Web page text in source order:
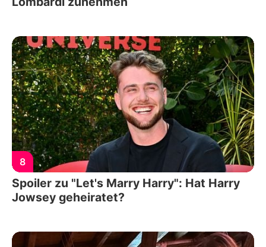
8
Spoiler zu "Let's Marry Harry": Hat Harry
Jowsey geheiratet?